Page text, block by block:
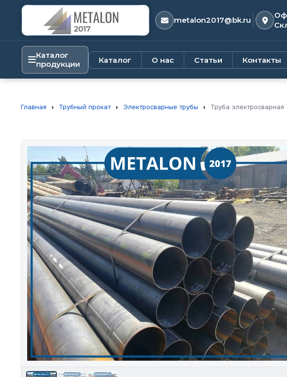
metalon2017@bk.ru
Каталог
продукции
Каталог О нас Статьи Контакты
Главная › Трубный прокат › Электросварные трубы › Труба электросварная